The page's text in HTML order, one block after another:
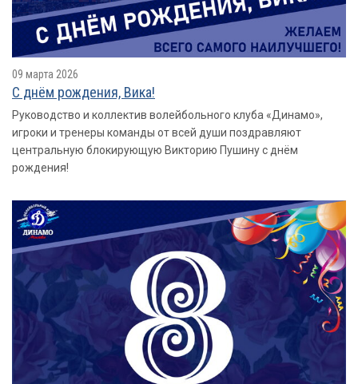
09 марта 2026
С днём рождения, Вика!
Руководство и коллектив волейбольного клуба «Динамо»,
игроки и тренеры команды от всей души поздравляют
центральную блокирующую Викторию Пушину с днём
рождения!